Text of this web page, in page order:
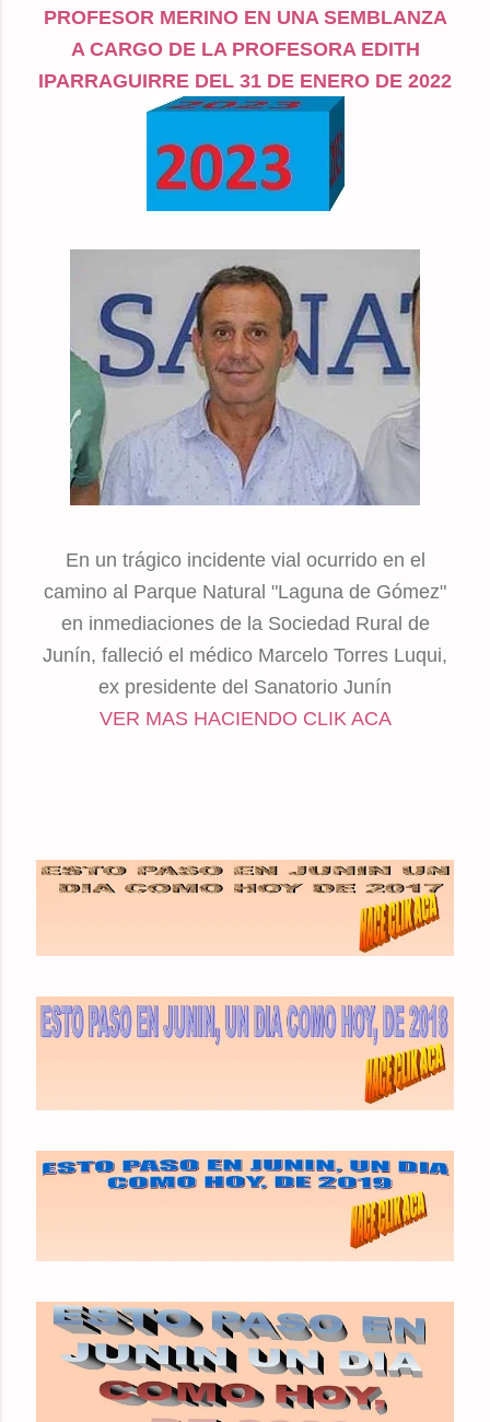
PROFESOR MERINO EN UNA SEMBLANZA
A CARGO DE LA PROFESORA EDITH
IPARRAGUIRRE DEL 31 DE ENERO DE 2022
En un trágico incidente vial ocurrido en el
camino al Parque Natural "Laguna de Gómez"
en inmediaciones de la Sociedad Rural de
Junín, falleció el médico Marcelo Torres Luqui,
ex presidente del Sanatorio Junín
VER MAS HACIENDO CLIK ACA